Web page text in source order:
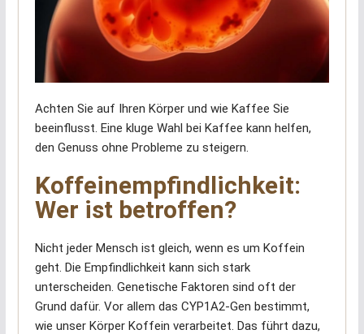
Achten Sie auf Ihren Körper und wie Kaffee Sie
beeinflusst. Eine kluge Wahl bei Kaffee kann helfen,
den Genuss ohne Probleme zu steigern.
Koffeinempfindlichkeit:
Wer ist betroffen?
Nicht jeder Mensch ist gleich, wenn es um Koffein
geht. Die Empfindlichkeit kann sich stark
unterscheiden. Genetische Faktoren sind oft der
Grund dafür. Vor allem das CYP1A2-Gen bestimmt,
wie unser Körper Koffein verarbeitet. Das führt dazu,